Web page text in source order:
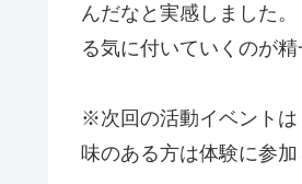
んだなと実感しました
る気に付いていくのが
※次回の活動イベントは
味のある方は体験に参加